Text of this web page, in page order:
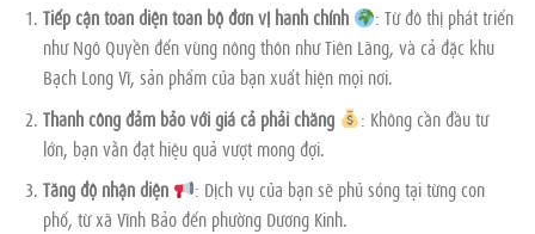
Tiếp cận toàn diện toàn bộ đơn vị hành chính
: Từ đô thị phát triển
như Ngô Quyền đến vùng nông thôn như Tiên Lãng, và cả đặc khu
Bạch Long Vĩ, sản phẩm của bạn xuất hiện mọi nơi.
Thành công đảm bảo với giá cả phải chăng
: Không cần đầu tư
lớn, bạn vẫn đạt hiệu quả vượt mong đợi.
Tăng độ nhận diện
: Dịch vụ của bạn sẽ phủ sóng tại từng con
phố, từ xã Vĩnh Bảo đến phường Dương Kinh.